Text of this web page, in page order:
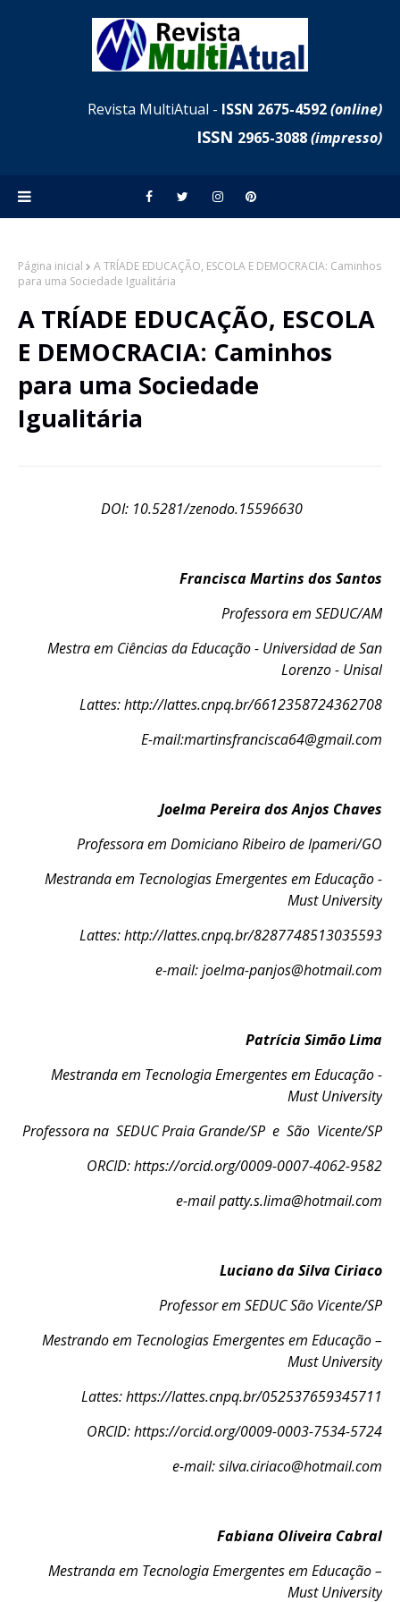
Revista MultiAtual - ISSN 2675-4592(online)
ISSN 2965-3088(impresso)
Página inicial
A TRÍADE EDUCAÇÃO, ESCOLA E DEMOCRACIA: Caminhos
para uma Sociedade Igualitária
A TRÍADE EDUCAÇÃO, ESCOLA
E DEMOCRACIA: Caminhos
para uma Sociedade
Igualitária
DOI: 10.5281/zenodo.15596630
Francisca Martins dos Santos
Professora em SEDUC/AM
Mestra em Ciências da Educação - Universidad de San
Lorenzo - Unisal
Lattes: http://lattes.cnpq.br/6612358724362708
E-mail:martinsfrancisca64@gmail.com
Joelma Pereira dos Anjos Chaves
Professora em Domiciano Ribeiro de Ipameri/GO
Mestranda em Tecnologias Emergentes em Educação -
Must University
Lattes:http://lattes.cnpq.br/8287748513035593
e-mail:joelma-panjos@hotmail.com
Patrícia Simão Lima
Mestranda em Tecnologia Emergentes em Educação -
Must University
Professora na SEDUC Praia Grande/SP e São Vicente/SP
ORCID:https://orcid.org/0009-0007-4062-9582
e-mailpatty.s.lima@hotmail.com
Luciano da Silva Ciriaco
Professor em SEDUC São Vicente/SP
Mestrando em Tecnologias Emergentes em Educação –
Must University
Lattes:https://lattes.cnpq.br/052537659345711
ORCID:https://orcid.org/0009-0003-7534-5724
e-mail:silva.ciriaco@hotmail.com
Fabiana Oliveira Cabral
Mestranda em Tecnologia Emergentes em Educação –
Must University